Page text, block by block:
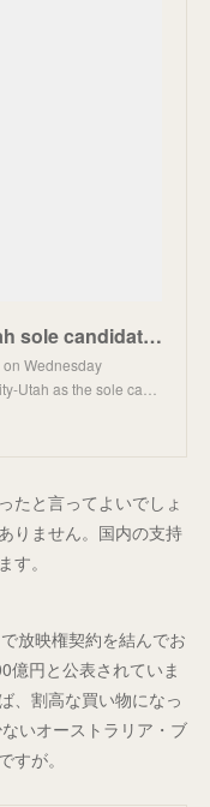
French Alps, Salt Lake City-Utah sole candidates for 2030, 2034 Winter Games
Wednesday
Utah as the sole ca…
たと言ってよいでしょ
りません。国内の支持
。
放映権契約を結んでお
億円と公表されていま
、割高な買い物になっ
いオーストラリア・ブ
が。